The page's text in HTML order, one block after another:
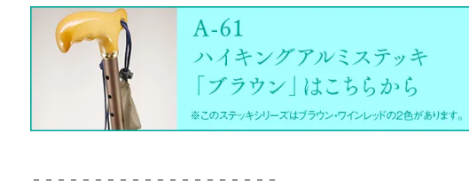
－－－－－－－－－－－－－－－－－－－－